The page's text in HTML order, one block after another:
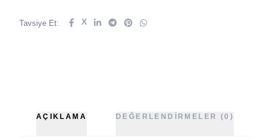
Tavsiye Et: X
AÇIKLAMA DEĞERLENDIRMELER (0)